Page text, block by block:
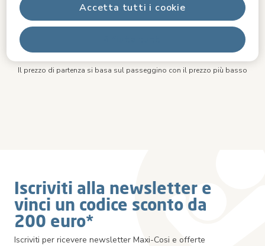
Accetta tutti i cookie
549,99 € A magazzino
Il prezzo di partenza si basa sul passeggino con il prezzo più basso
Iscriviti alla newsletter e
vinci un codice sconto da
200 euro*
Iscriviti per ricevere newsletter Maxi-Cosi e offerte